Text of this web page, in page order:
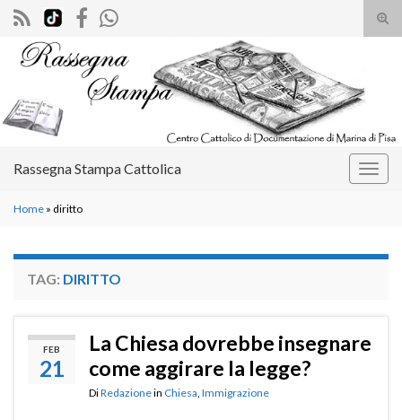
il
Search for:
Rassegna Stampa Cattolica
Home » diritto
TAG: DIRITTO
FEB
21
La Chiesa dovrebbe insegnare
come aggirare la legge?
DiRedazionein Chiesa Immigrazione